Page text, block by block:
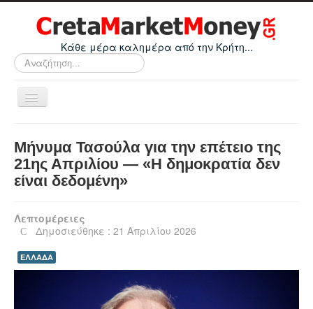
Κάθε μέρα καλημέρα από την Κρήτη...
Αναζήτηση...
Εναλλαγή
πλοήγησης
Οικονομικά
Κρήτη
Ε.Ε.
Κόσμος
Μήνυμα Τασούλα για την επέτειο της
21ης Απριλίου — «Η δημοκρατία δεν
είναι δεδομένη»
Λεπτομέρειες
Δημοσιεύθηκε : 21 Απριλίου 2026
ΕΛΛΑΔΑ